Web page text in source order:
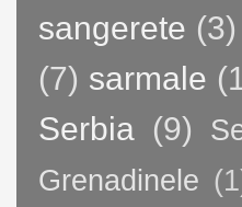
sangerete (3)
(7) sarmale
Serbia (9)
Grenadinele